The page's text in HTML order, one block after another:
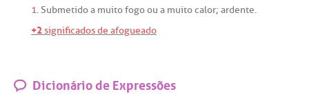
1.Submetidoa muitofogoou a muitocalor; ardente.
+2significados de afogueado
Dicionário de Expressões